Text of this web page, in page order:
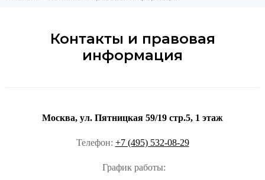
Контакты и правовая
информация
Москва, ул. Пятницкая 59/19 стр.5, 1 этаж
Телефон: +7 (495) 532-08-29
График работы: